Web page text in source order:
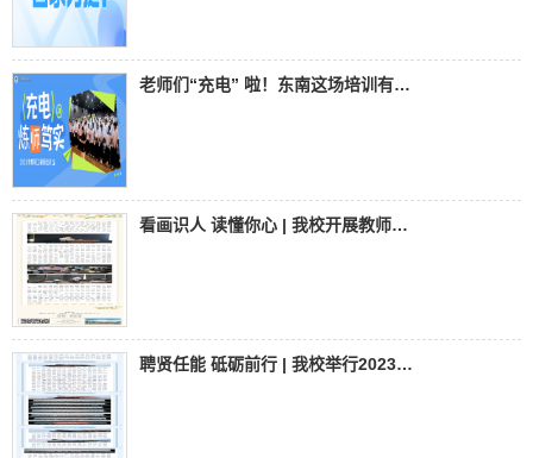
老师们“充电” 啦！东南这场培训有点上头～
看画识人 读懂你心 | 我校开展教师心理健康教育能力提升培
聘贤任能 砥砺前行 | 我校举行2023级班主任任命暨“结对